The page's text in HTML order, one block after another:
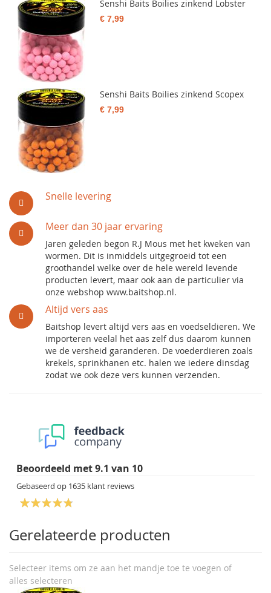
Snelle levering
Meer dan 30 jaar ervaring
Jaren geleden begon R.J Mous met het kweken van
wormen. Dit is inmiddels uitgegroeid tot een
groothandel welke over de hele wereld levende
producten levert, maar ook aan de particulier via
onze webshop www.baitshop.nl.
Altijd vers aas
Baitshop levert altijd vers aas en voedseldieren. We
importeren veelal het aas zelf dus daarom kunnen
we de versheid garanderen. De voederdieren zoals
krekels, sprinkhanen etc. halen we iedere dinsdag
zodat we ook deze vers kunnen verzenden.
Beoordeeld met9.1 van 10
Gebaseerd op 1635 klant reviews
Gerelateerde producten
Selecteer items om ze aan het mandje toe te voegen of
alles selecteren
Senshi Baits Boilies zinkend Lobster
€ 7,99
Senshi Baits Boilies zinkend Scopex
€ 7,99